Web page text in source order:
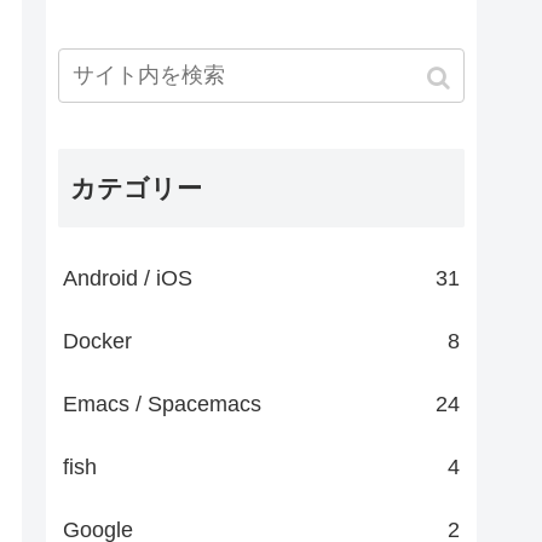
カテゴリー
Android / iOS 31
Docker 8
Emacs / Spacemacs 24
fish 4
Google 2